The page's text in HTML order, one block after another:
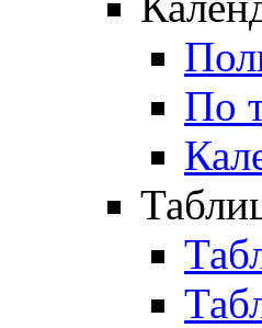
По